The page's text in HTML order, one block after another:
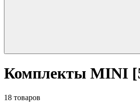
Комплекты MINI
18 товаров